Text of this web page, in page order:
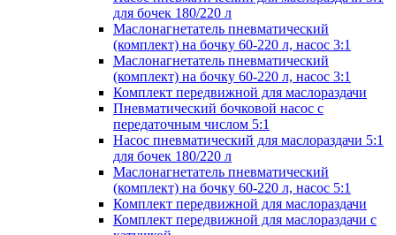
для бочек 180/220 л
Маслонагнетатель пневматический
(комплект) на бочку 60-220 л, насос 3:1
Маслонагнетатель пневматический
(комплект) на бочку 60-220 л, насос 3:1
Комплект передвижной для маслораздачи
Пневматический бочковой насос с
передаточным числом 5:1
Насос пневматический для маслораздачи 5:1
для бочек 180/220 л
Маслонагнетатель пневматический
(комплект) на бочку 60-220 л, насос 5:1
Комплект передвижной для маслораздачи
Комплект передвижной для маслораздачи с